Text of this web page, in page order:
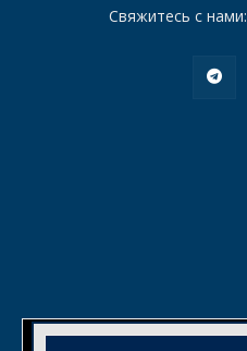
Свяжитесь с нами: